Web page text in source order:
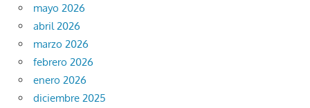
mayo 2026
abril 2026
marzo 2026
febrero 2026
enero 2026
diciembre 2025